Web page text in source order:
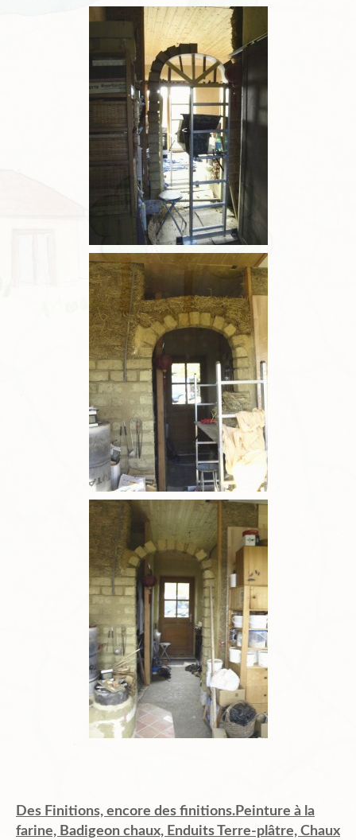
Des Finitions, encore des finitions.Peinture à la
farine, Badigeon chaux, Enduits Terre-plâtre, Chaux